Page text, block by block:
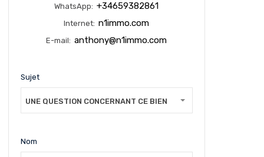
WhatsApp: +34659382861
Internet: n1immo.com
E-mail: anthony@n1immo.com
Sujet
UNE QUESTION CONCERNANT CE BIEN
Nom